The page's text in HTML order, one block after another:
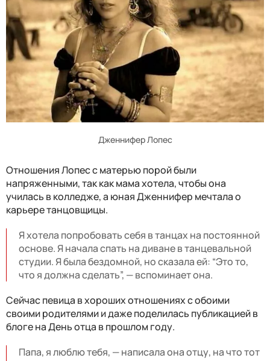
Дженнифер Лопес
Отношения Лопес с матерью порой были
напряженными, так как мама хотела, чтобы она
училась в колледже, а юная Дженнифер мечтала о
карьере танцовщицы.
Я хотела попробовать себя в танцах на постоянной
основе. Я начала спать на диване в танцевальной
студии. Я была бездомной, но сказала ей: “Это то,
что я должна сделать”, — вспоминает она.
Сейчас певица в хороших отношениях с обоими
своими родителями и даже поделилась публикацией в
блоге на День отца в прошлом году.
Папа, я люблю тебя, — написала она отцу, на что тот